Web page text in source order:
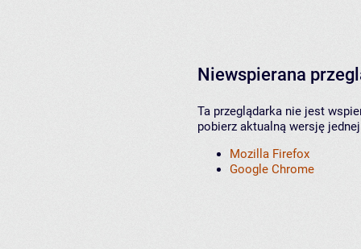
Niewspierana
Ta przeglądarka nie jest
pobierz aktualną wersję
Mozilla Firefox
Google Chrome